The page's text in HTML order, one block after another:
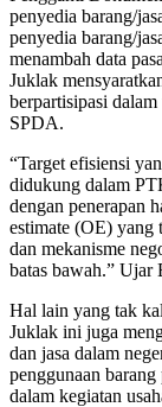
penyedia barang/
penyedia barang/
menambah data
Juklak
berpartisipasi
SPDA.
“Target efisiensi
didukung dalam
dengan penerapan
estimate (OE) yang
dan mekanisme
batas bawah.” Ujar
Hal lain yang tak
Juklak ini juga
dan jasa dalam
penggunaan
dalam kegiatan